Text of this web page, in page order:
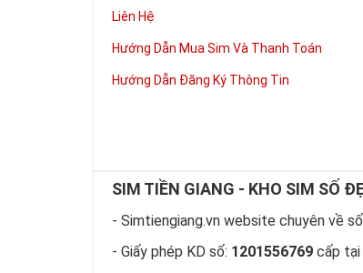
Hãy
tổng
xem
Việc
Liên Hệ
Hướng Dẫn Mua Sim Và Thanh Toán
Hướng Dẫn Đăng Ký Thông Tin
SIM TIỀN GIANG - KHO SIM SỐ
- Simtiengiang.vn website chuyên về
- Giấy phép KD số: 1201556769 cấp tại